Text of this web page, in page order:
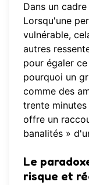
Dans un
Lorsqu'une
vulnérable,
autres
pour égaler
pourquoi un
comme des
trente minutes
offre un
banalités »
Le
risque et